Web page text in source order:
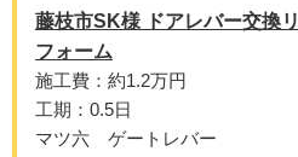
藤枝市SK様 ドアレバー交換リ
フォーム
施工費：約1.2万円
工期：0.5日
マツ六 ゲートレバー